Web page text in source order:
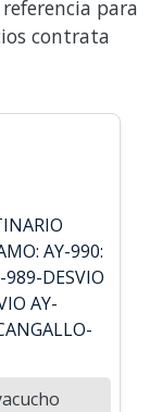
para
contrata
AY-990:
989-DESVIO
AY-